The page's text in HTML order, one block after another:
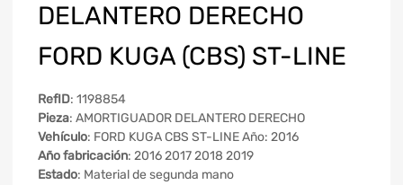
DELANTERO DERECHO
FORD KUGA (CBS) ST-LINE
RefID: 1198854
Pieza: AMORTIGUADOR DELANTERO DERECHO
Vehículo: FORD KUGA CBS ST-LINE Año: 2016
Año fabricación: 2016 2017 2018 2019
Estado: Material de segunda mano